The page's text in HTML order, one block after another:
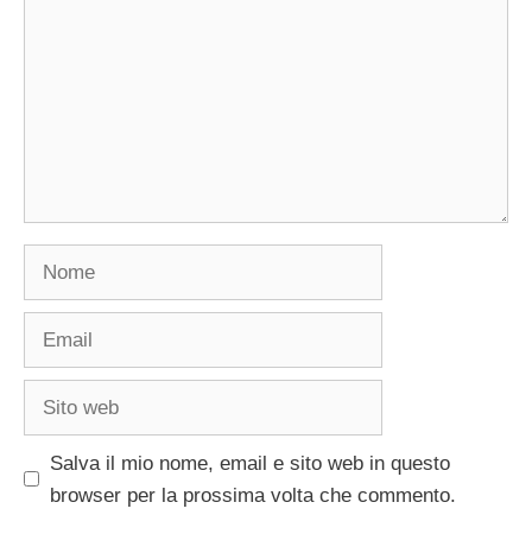
Salva il mio nome, email e sito web in questo
browser per la prossima volta che commento.